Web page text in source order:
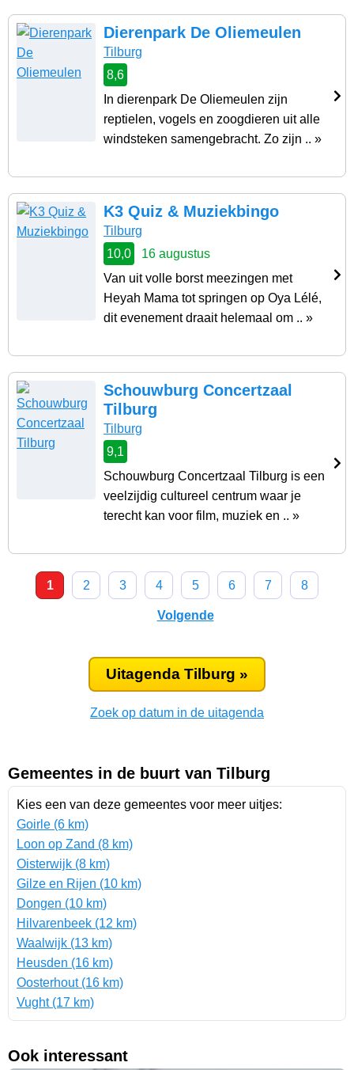
Dierenpark De Oliemeulen
Tilburg
8,6
In dierenpark De Oliemeulen zijn
reptielen, vogels en zoogdieren uit alle
windsteken samengebracht. Zo zijn .. »
K3 Quiz & Muziekbingo
Tilburg
10,0
16 augustus
Van uit volle borst meezingen met
Heyah Mama tot springen op Oya Lélé,
dit evenement draait helemaal om .. »
Schouwburg Concertzaal
Tilburg
Tilburg
9,1
Schouwburg Concertzaal Tilburg is een
veelzijdig cultureel centrum waar je
terecht kan voor film, muziek en .. »
1 2 3 4 5 6 7 8
Volgende
Uitagenda Tilburg »
Zoek op datum in de uitagenda
Gemeentes in de buurt van Tilburg
Kies een van deze gemeentes voor meer uitjes:
Goirle (6 km)
Loon op Zand (8 km)
Oisterwijk (8 km)
Gilze en Rijen (10 km)
Dongen (10 km)
Hilvarenbeek (12 km)
Waalwijk (13 km)
Heusden (16 km)
Oosterhout (16 km)
Vught (17 km)
Ook interessant